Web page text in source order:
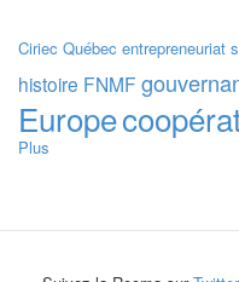
Ciriec Québec entrepreneuriat
histoire FNMF
Europe
Plus